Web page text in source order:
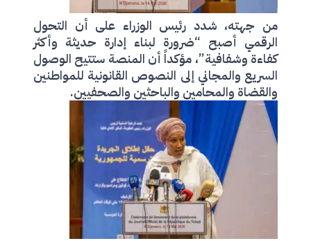
من جهته، شدد رئيس الوزراء على أن التحول
الرقمي أصبح “ضرورة لبناء إدارة حديثة وأكثر
كفاءة وشفافية”، مؤكداً أن المنصة ستتيح الوصول
السريع والمجاني إلى النصوص القانونية للمواطنين
والقضاة والمحامين والباحثين والصحفيين.